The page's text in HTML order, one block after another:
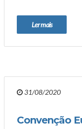
Ler mais
31/08/2020
Convenção